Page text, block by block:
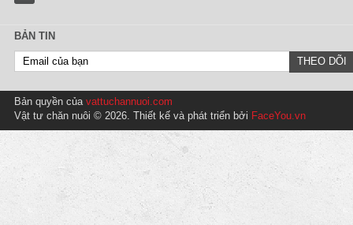
BẢN TIN
Bản quyền của vattuchannuoi.com
Vật tư chăn nuôi © 2026. Thiết kế và phát triển bởi FaceYou.vn